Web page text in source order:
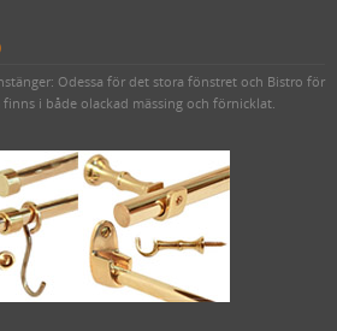
Odessa för det stora fönstret och Bistro för
i både olackad mässing och förnicklat.